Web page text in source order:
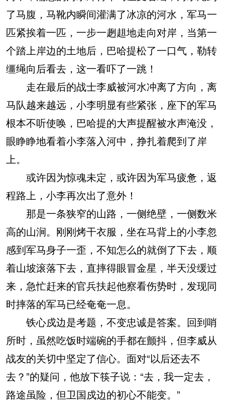
了马腹，马靴内瞬间灌满了冰凉的河水，军马一
匹紧挨着一匹，一步一趔趄地走向对岸，当第一
个踏上岸边的土地后，巴哈提松了一口气，勒转
缰绳向后看去，这一看吓了一跳！
走在最后的战士李威被河水冲离了方向，离
马队越来越远，小李明显有些紧张，座下的军马
根本不听使唤，巴哈提的大声提醒被水声淹没，
眼睁睁地看着小李落入河中，挣扎着爬到了岸
上。
或许因为惊魂未定，或许因为军马疲惫，返
程路上，小李再次出了意外！
那是一条狭窄的山路，一侧绝壁，一侧数米
高的山涧。刚刚烤干衣服，坐在马背上的小李忽
感到军马身子一歪，不知怎么的就倒了下去，顺
着山坡滚落下去，直摔得眼冒金星，半天没缓过
来，急忙赶来的官兵扶起他察看伤势时，发现同
时摔落的军马已经奄奄一息。
铁心戍边是考题，不变忠诚是答案。回到哨
所时，虽然吃饭时端碗的手都在颤抖，但李威从
战友的关切中坚定了信心。面对“以后还去不
去？”的疑问，他放下筷子说：“去，我一定去，
路途虽险，但卫国戍边的初心不能变。”